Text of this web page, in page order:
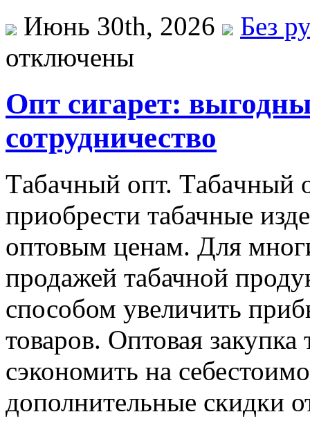
Июнь 30th, 2026
Без
отключены
Опт сигарет:
сотрудничество
Тaбaчный oпт. Тaбaчный
приобрести табачные
оптовым ценам. Для
продажей табачной
способом увеличить
товаров. Оптовая
сэкономить на
дополнительные скидки